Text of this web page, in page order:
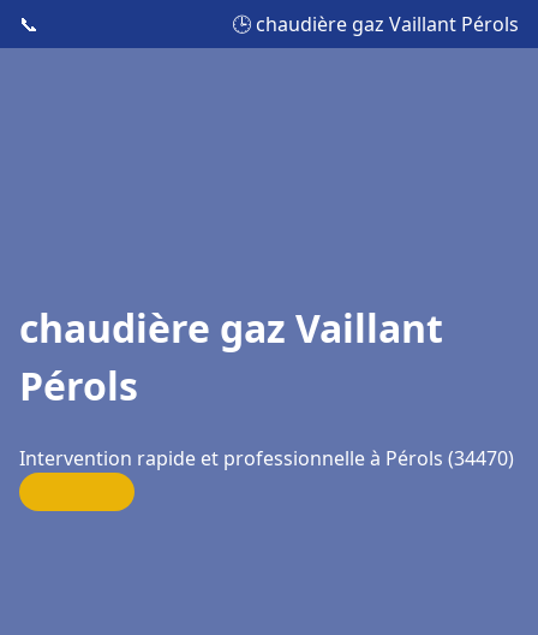
📞 🕒 chaudière gaz Vaillant Pérols
chaudière gaz Vaillant
Pérols
Intervention rapide et professionnelle à Pérols (34470)